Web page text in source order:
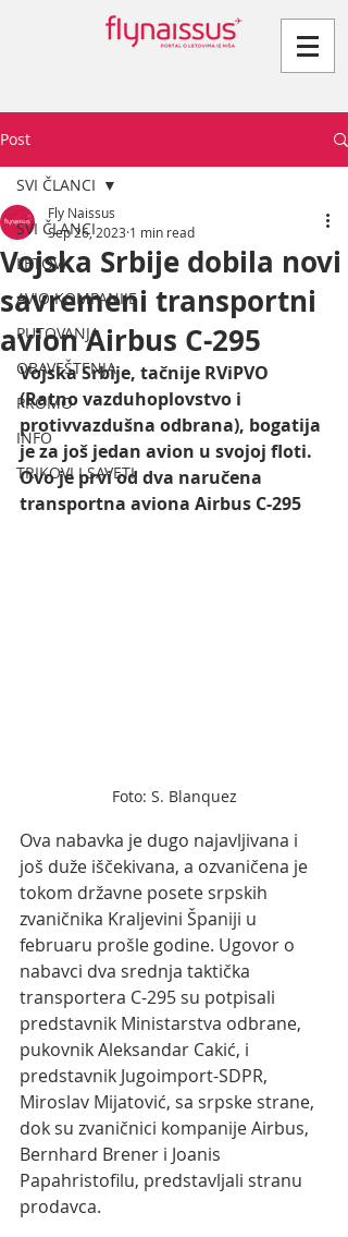
Post
SVI ČLANCI
LETOVI
AVIO KOMPANIJE
PUTOVANJA
OBAVEŠTENJA
PROMO
INFO
TRIKOVI I SAVETI
SVI ČLANCI
Vojska Srbije dobila novi
savremeni transportni
avion Airbus C-295
Fly Naissus
Sep 26, 2023 1 min read
Vojska Srbije, tačnije RViPVO
(Ratno vazduhoplovstvo i
protivvazdušna odbrana), bogatija
je za još jedan avion u svojoj floti.
Ovo je prvi od dva naručena
transportna aviona Airbus C-295
Foto: S. Blanquez
Ova nabavka je dugo najavljivana i
još duže iščekivana, a ozvaničena je
tokom državne posete srpskih
zvaničnika Kraljevini Španiji u
februaru prošle godine. Ugovor o
nabavci dva srednja taktička
transportera C-295 su potpisali
predstavnik Ministarstva odbrane,
pukovnik Aleksandar Cakić, i
predstavnik Jugoimport-SDPR,
Miroslav Mijatović, sa srpske strane,
dok su zvaničnici kompanije Airbus,
Bernhard Brener i Joanis
Papahristofilu, predstavljali stranu
prodavca.